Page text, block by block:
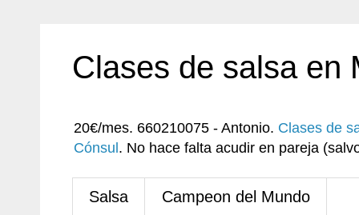
Clases de salsa en
20€/mes. 660210075 - Antonio. Clases de
Cónsul . No hace falta acudir en pareja
Salsa Campeon del Mundo